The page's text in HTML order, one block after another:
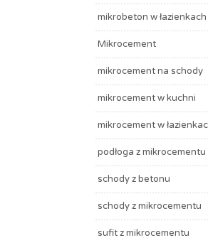
mikrobeton w łazienkach
Mikrocement
mikrocement na schody
mikrocement w kuchni
mikrocement w
podłoga z mikrocementu
schody z betonu
schody z mikrocementu
sufit z mikrocementu